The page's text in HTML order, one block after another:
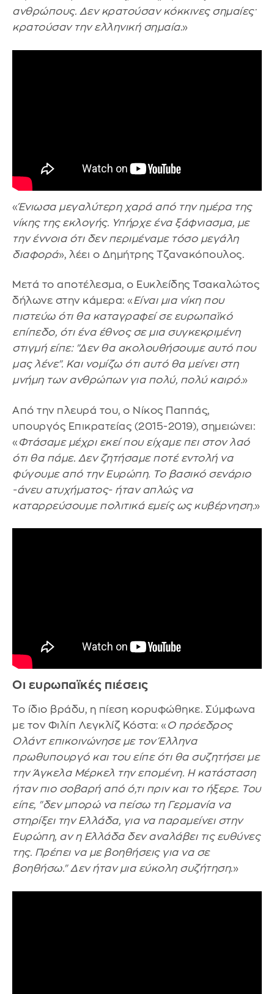
ανθρώπους. Δεν κρατούσαν κόκκινες σημαίες·
κρατούσαν την ελληνική σημαία.»
«Ένιωσα μεγαλύτερη χαρά από την ημέρα της
νίκης της εκλογής. Υπήρχε ένα ξάφνιασμα, με
την έννοια ότι δεν περιμέναμε τόσο μεγάλη
διαφορά», λέει ο Δημήτρης Τζανακόπουλος.
Μετά το αποτέλεσμα, ο Ευκλείδης Τσακαλώτος
δήλωνε στην κάμερα: «Είναι μια νίκη που
πιστεύω ότι θα καταγραφεί σε ευρωπαϊκό
επίπεδο, ότι ένα έθνος σε μια συγκεκριμένη
στιγμή είπε: "Δεν θα ακολουθήσουμε αυτό που
μας λένε". Και νομίζω ότι αυτό θα μείνει στη
μνήμη των ανθρώπων για πολύ, πολύ καιρό.»
Από την πλευρά του, ο Νίκος Παππάς,
υπουργός Επικρατείας (2015-2019), σημειώνει:
« Φτάσαμε μέχρι εκεί που είχαμε πει στον λαό
ότι θα πάμε. Δεν ζητήσαμε ποτέ εντολή να
φύγουμε από την Ευρώπη. Το βασικό σενάριο
-άνευ ατυχήματος- ήταν απλώς να
καταρρεύσουμε πολιτικά εμείς ως κυβέρνηση.»
Οι ευρωπαϊκές πιέσεις
Το ίδιο βράδυ, η πίεση κορυφώθηκε. Σύμφωνα
με τον Φιλίπ Λεγκλίζ Κόστα: « Ο πρόεδρος
Ολάντ επικοινώνησε με τον Έλληνα
πρωθυπουργό και του είπε ότι θα συζητήσει με
την Άγκελα Μέρκελ την επομένη. Η κατάσταση
ήταν πιο σοβαρή από ό,τι πριν και το ήξερε. Του
είπε, "δεν μπορώ να πείσω τη Γερμανία να
στηρίξει την Ελλάδα, για να παραμείνει στην
Ευρώπη, αν η Ελλάδα δεν αναλάβει τις ευθύνες
της. Πρέπει να με βοηθήσεις για να σε
βοηθήσω." Δεν ήταν μια εύκολη συζήτηση.»